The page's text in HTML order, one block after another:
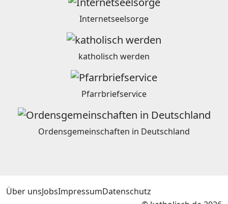
Internetseelsorge
katholisch werden
Pfarrbriefservice
Ordensgemeinschaften in Deutschland
Über unsJobsImpressumDatenschutz